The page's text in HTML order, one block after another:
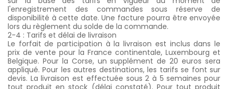
l'enregistrement des commandes sous réserve de
disponibilité à cette date. Une facture pourra être envoyée
lors du règlement du solde de la commande.
2-4 : Tarifs et délai de livraison
Le forfait de participation à la livraison est inclus dans le
prix de vente pour la France continentale, Luxembourg et
Belgique. Pour la Corse, un supplément de 20 euros sera
appliqué. Pour les autres destinations, les tarifs se font sur
devis. La livraison est effectuée sous 2 à 5 semaines pour
tout produit en stock (délai constaté). Pour tout produit